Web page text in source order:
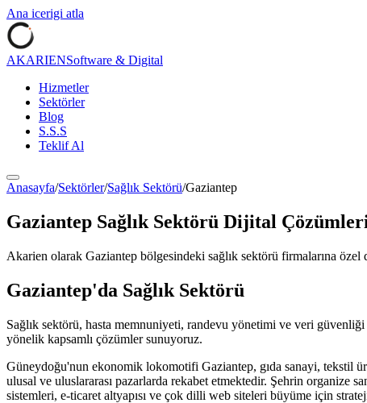
Ana icerigi atla
AKARIENSoftware & Digital
Hizmetler
Sektörler
Blog
S.S.S
Teklif Al
Anasayfa/Sektörler/Sağlık Sektörü/Gaziantep
Gaziantep Sağlık Sektörü Dijital
Akarien olarak Gaziantep bölgesindeki sağlık sektörü firmalarına özel
Gaziantep'da Sağlık Sektörü
Sağlık sektörü, hasta memnuniyeti, randevu yönetimi ve veri
yönelik kapsamlı çözümler sunuyoruz.
Güneydoğu'nun ekonomik lokomotifi Gaziantep, gıda sanayi, tekstil
ulusal ve uluslararası pazarlarda rekabet etmektedir. Şehrin organize
sistemleri, e-ticaret altyapısı ve çok dilli web siteleri büyüme için